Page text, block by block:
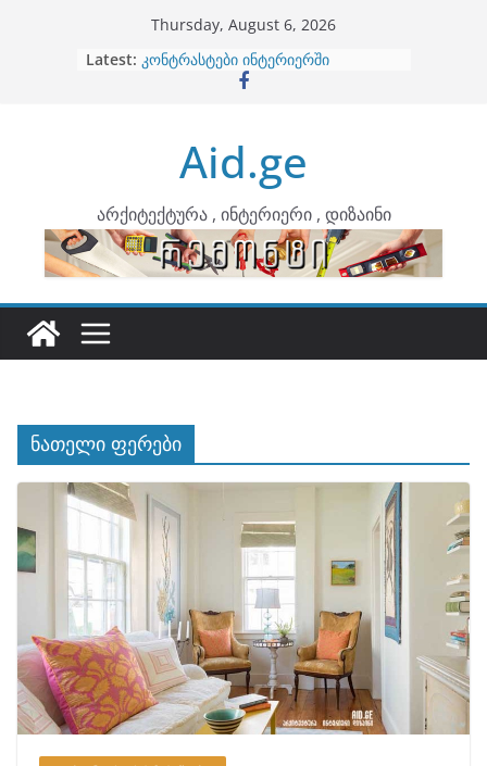
Thursday, August 6, 2026
Latest: ბინების გაერთიანება
კონტრასტები ინტერიერში
ინტერიერის დიზიანი
არტემიდი წარმოგიდგენთ
Aid.ge
არქიტექტურა , ინტერიერი , დიზაინი
ნათელი ფერები